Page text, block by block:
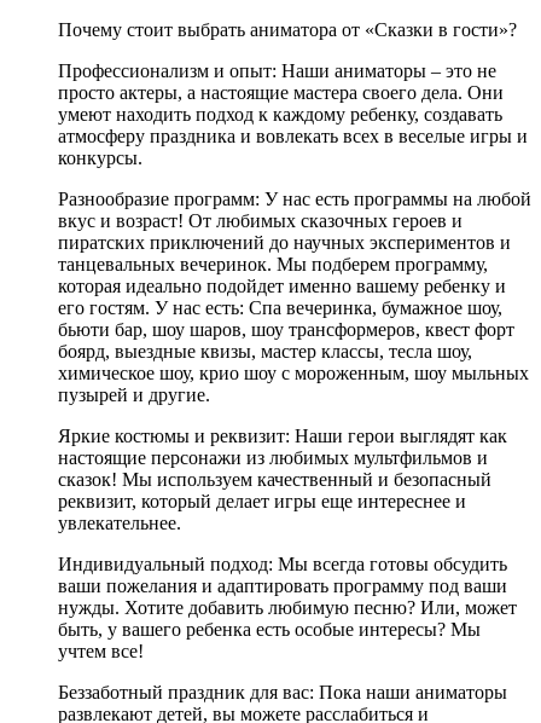
Почему стоит выбрать аниматора от «Сказки в гости»?
Профессионализм и опыт: Наши аниматоры – это не
просто актеры, а настоящие мастера своего дела. Они
умеют находить подход к каждому ребенку, создавать
атмосферу праздника и вовлекать всех в веселые игры и
конкурсы.
Разнообразие программ: У нас есть программы на любой
вкус и возраст! От любимых сказочных героев и
пиратских приключений до научных экспериментов и
танцевальных вечеринок. Мы подберем программу,
которая идеально подойдет именно вашему ребенку и
его гостям. У нас есть: Спа вечеринка, бумажное шоу,
бьюти бар, шоу шаров, шоу трансформеров, квест форт
боярд, выездные квизы, мастер классы, тесла шоу,
химическое шоу, крио шоу с мороженным, шоу мыльных
пузырей и другие.
Яркие костюмы и реквизит: Наши герои выглядят как
настоящие персонажи из любимых мультфильмов и
сказок! Мы используем качественный и безопасный
реквизит, который делает игры еще интереснее и
увлекательнее.
Индивидуальный подход: Мы всегда готовы обсудить
ваши пожелания и адаптировать программу под ваши
нужды. Хотите добавить любимую песню? Или, может
быть, у вашего ребенка есть особые интересы? Мы
учтем все!
Беззаботный праздник для вас: Пока наши аниматоры
развлекают детей, вы можете расслабиться и